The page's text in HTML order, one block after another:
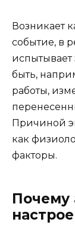
Возникает
событие, в
испытывает
быть,
работы,
Причиной
как
факторы.
Почему